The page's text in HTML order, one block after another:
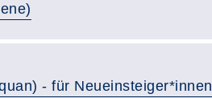
- für Neueinsteiger*innen